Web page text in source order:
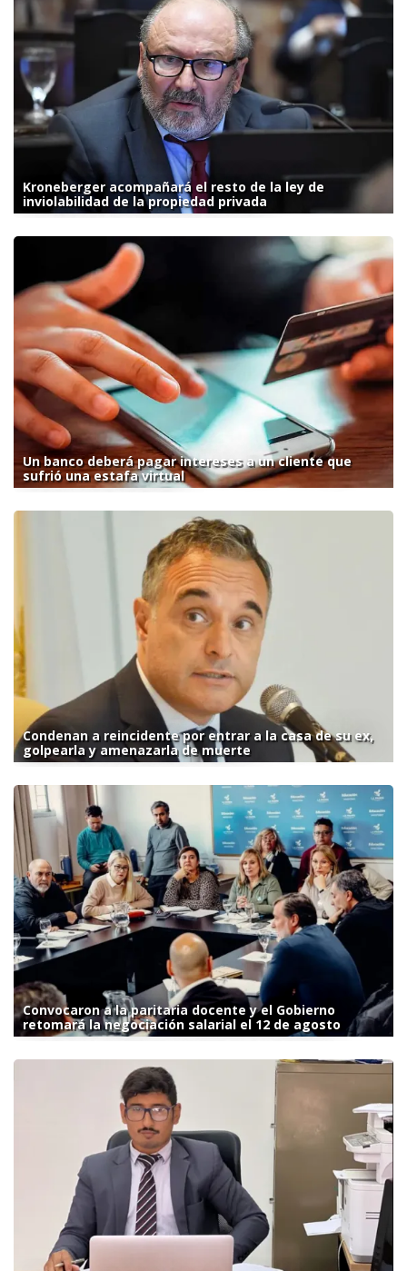
Kroneberger acompañará el resto de la ley de
inviolabilidad de la propiedad privada
Un banco deberá pagar intereses a un cliente que
sufrió una estafa virtual
Condenan a reincidente por entrar a la casa de su ex,
golpearla y amenazarla de muerte
Convocaron a la paritaria docente y el Gobierno
retomará la negociación salarial el 12 de agosto